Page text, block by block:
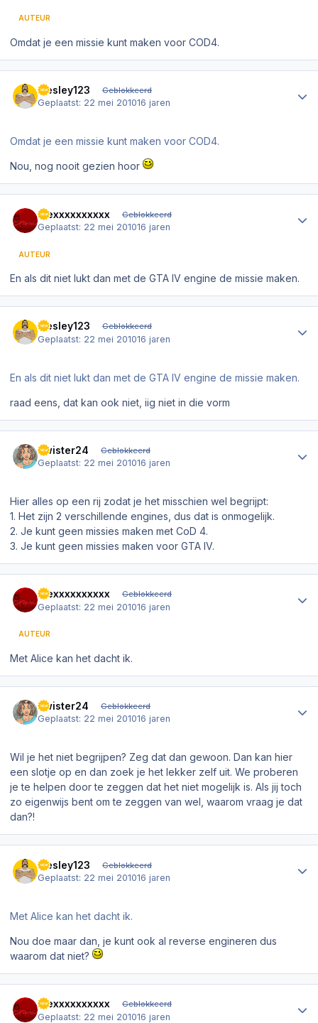
AUTEUR
Omdat je een missie kunt maken voor COD4.
wesley123 Geblokkeerd
Geplaatst: 22 mei 201016 jaren
Omdat je een missie kunt maken voor COD4.
Nou, nog nooit gezien hoor
Alexxxxxxxxxx Geblokkeerd
Geplaatst: 22 mei 201016 jaren
AUTEUR
En als dit niet lukt dan met de GTA IV engine de missie maken.
wesley123 Geblokkeerd
Geplaatst: 22 mei 201016 jaren
En als dit niet lukt dan met de GTA IV engine de missie maken.
raad eens, dat kan ook niet, iig niet in die vorm
Twister24 Geblokkeerd
Geplaatst: 22 mei 201016 jaren
Hier alles op een rij zodat je het misschien wel begrijpt:
1. Het zijn 2 verschillende engines, dus dat is onmogelijk.
2. Je kunt geen missies maken met CoD 4.
3. Je kunt geen missies maken voor GTA IV.
Alexxxxxxxxxx Geblokkeerd
Geplaatst: 22 mei 201016 jaren
AUTEUR
Met Alice kan het dacht ik.
Twister24 Geblokkeerd
Geplaatst: 22 mei 201016 jaren
Wil je het niet begrijpen? Zeg dat dan gewoon. Dan kan hier
een slotje op en dan zoek je het lekker zelf uit. We proberen
je te helpen door te zeggen dat het niet mogelijk is. Als jij toch
zo eigenwijs bent om te zeggen van wel, waarom vraag je dat
dan?!
wesley123 Geblokkeerd
Geplaatst: 22 mei 201016 jaren
Met Alice kan het dacht ik.
Nou doe maar dan, je kunt ook al reverse engineren dus
waarom dat niet?
Alexxxxxxxxxx Geblokkeerd
Geplaatst: 22 mei 201016 jaren